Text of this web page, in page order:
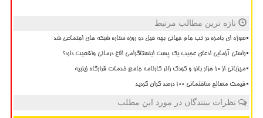
تازه ترین مطالب مرتبط
سوژه ای بامزه در تب جام جهانی بچه فیل دو روزه ستاره شبکه های اجتماعی شد
راستی آزمایی ادعای عجیب یک پست اینستاگرامی الاغ درمانی واقعیت دارد؟
میزبانی از ۱۰ هزار بانو و کودک زائر کارنامه جامع خدمات قرارگاه زینبیه
قیمت مصالح ساختمانی ۱۰۰ درصد گران گردید
نظرات بینندگان در مورد این مطلب